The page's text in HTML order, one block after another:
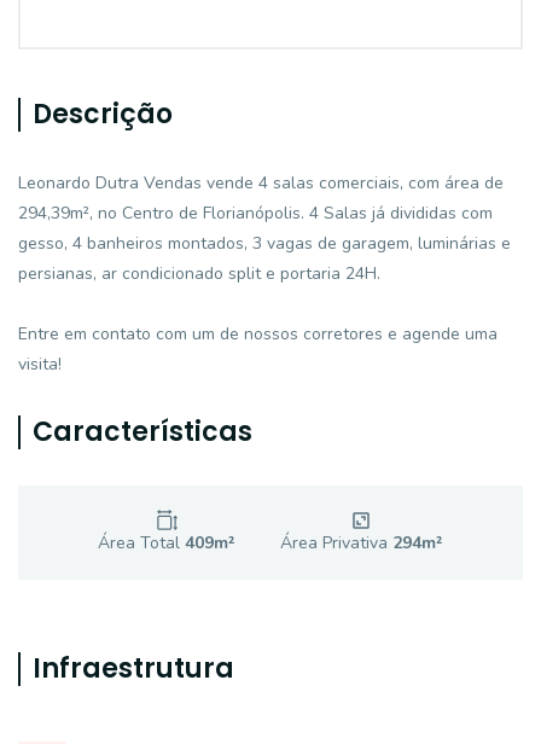
Descrição
Leonardo Dutra Vendas vende 4 salas comerciais, com área de
294,39m², no Centro de Florianópolis. 4 Salas já divididas com
gesso, 4 banheiros montados, 3 vagas de garagem, luminárias e
persianas, ar condicionado split e portaria 24H.
Entre em contato com um de nossos corretores e agende uma
visita!
Características
Área Total409m² Área Privativa 294m²
Infraestrutura